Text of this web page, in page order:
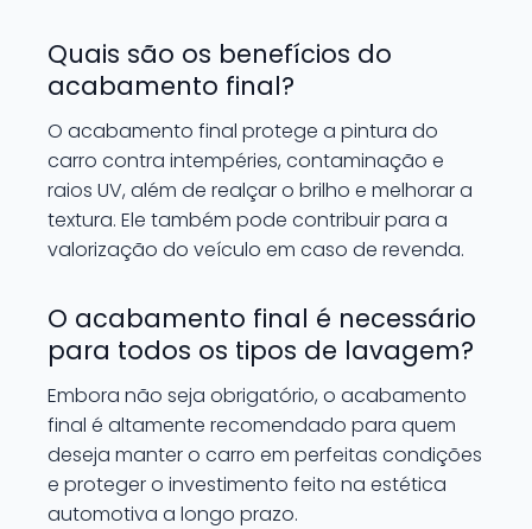
Quais são os benefícios do
acabamento final?
O acabamento final protege a pintura do
carro contra intempéries, contaminação e
raios UV, além de realçar o brilho e melhorar a
textura. Ele também pode contribuir para a
valorização do veículo em caso de revenda.
O acabamento final é necessário
para todos os tipos de lavagem?
Embora não seja obrigatório, o acabamento
final é altamente recomendado para quem
deseja manter o carro em perfeitas condições
e proteger o investimento feito na estética
automotiva a longo prazo.